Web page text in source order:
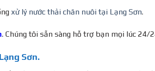
xử lý nước thải chăn nuôi tại Lạng Sơn.
.Chúng tôi sẵn sàng hỗ trợ bạn mọi lúc 24/
Sơn.